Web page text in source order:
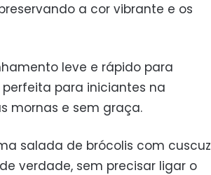
a cor vibrante e os
leve e rápido para
para iniciantes na
mornas e sem graça.
salada de brócolis com cuscuz
verdade, sem precisar ligar o